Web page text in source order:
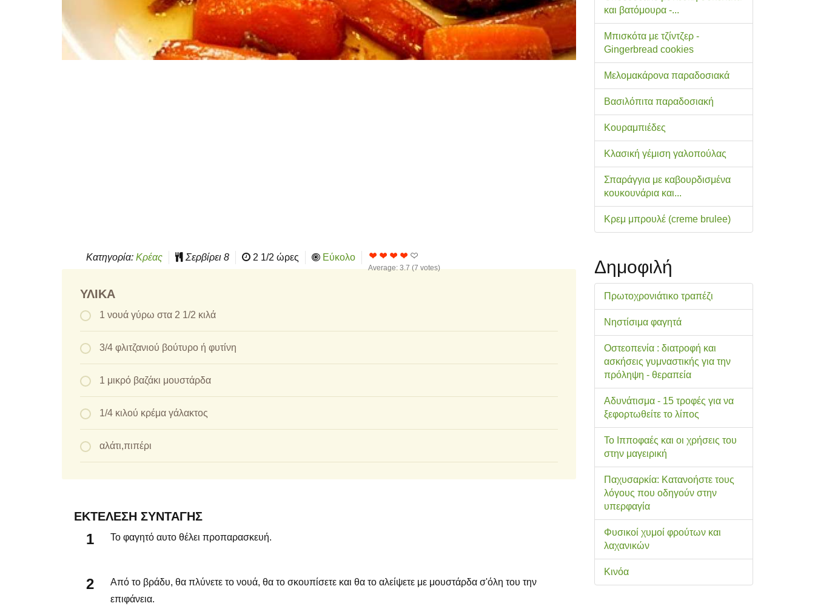
Κατηγορία: Κρέας Σερβίρει 8 2 1/2 ώρες Εύκολο
Average:3.7 (7votes)
ΥΛΙΚΆ
1 νουά γύρω στα 2 1/2 κιλά
3/4 φλιτζανιού βούτυρο ή φυτίνη
1 μικρό βαζάκι μουστάρδα
1/4 κιλού κρέμα γάλακτος
αλάτι,πιπέρι
ΕΚΤΈΛΕΣΗ ΣΥΝΤΑΓΉΣ
Το φαγητό αυτο θέλει προπαρασκευή.
Από το βράδυ, θα πλύνετε το νουά, θα το σκουπίσετε και θα το αλείψετε με μουστάρδα σ'όλη του την
επιφάνεια.
και βατόμουρα -...
Μπισκότα με τζίντζερ -
Gingerbread cookies
Μελομακάρονα παραδοσιακά
Βασιλόπιτα παραδοσιακή
Κουραμπιέδες
Κλασική γέμιση γαλοπούλας
Σπαράγγια με καβουρδισμένα
κουκουνάρια και...
Κρεμ μπρουλέ (creme brulee)
Δημοφιλή
Πρωτοχρονιάτικο τραπέζι
Νηστίσιμα φαγητά
Οστεοπενία : διατροφή και
ασκήσεις γυμναστικής για την
πρόληψη - θεραπεία
Αδυνάτισμα - 15 τροφές για να
ξεφορτωθείτε το λίπος
Το Ιπποφαές και οι χρήσεις του
στην μαγειρική
Παχυσαρκία: Κατανοήστε τους
λόγους που οδηγούν στην
υπερφαγία
Φυσικοί χυμοί φρούτων και
λαχανικών
Κινόα